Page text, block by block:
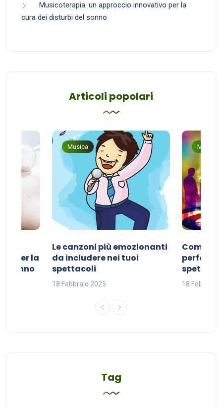
Musicoterapia: un approccio innovativo per la
cura dei disturbi del sonno
Articoli popolari
per la
sonno
Musica
Le canzoni più emozionanti
da includere nei tuoi
spettacoli
18 Febbraio 2025
Musica
Come
perfetta
18 Febbraio
Tag